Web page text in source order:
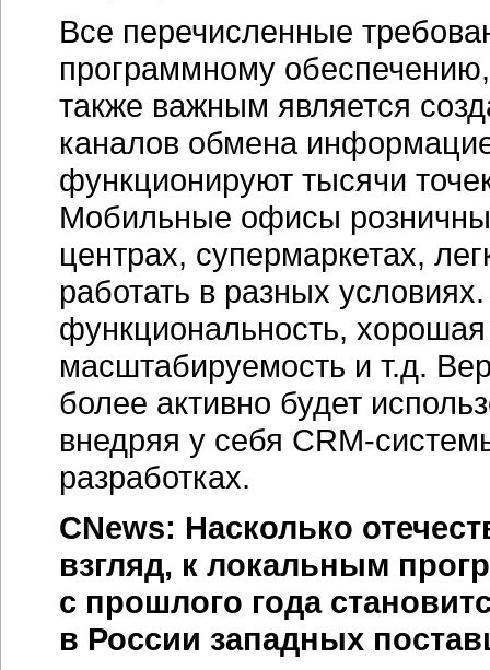
Все перечисленные
программному
также важным является
каналов обмена
функционируют тысячи
Мобильные офисы
центрах, супермаркетах,
работать в разных
функциональность,
масштабируемость и т.д.
более активно будет
внедряя у себя CRM-
разработках.
CNews: Насколько
взгляд, к локальным
с прошлого года
в России западных